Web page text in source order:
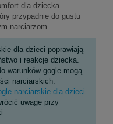
dla dziecka.
przypadnie do gustu
narciarzom.
dla dzieci poprawiają
i reakcje dziecka.
warunków gogle mogą
narciarskich.
narciarskie dla dzieci
uwagę przy